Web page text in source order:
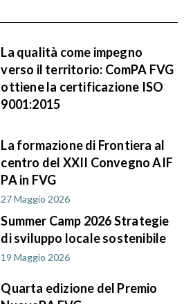
La qualità come impegno
verso il territorio: ComPA FVG
ottiene la certificazione ISO
9001:2015
La formazione di Frontiera al
centro del XXII Convegno AIF
PA in FVG
27 Maggio 2026
Summer Camp 2026 Strategie
di sviluppo locale sostenibile
19 Maggio 2026
Quarta edizione del Premio